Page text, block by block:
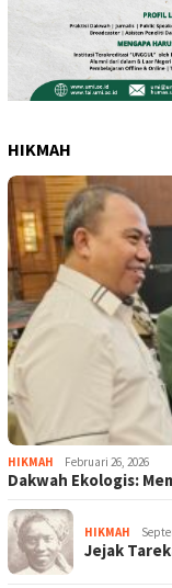
HIKMAH
HIKMAH Februari 26, 2026
Dakwah Ekologis:
HIKMAH
Jejak